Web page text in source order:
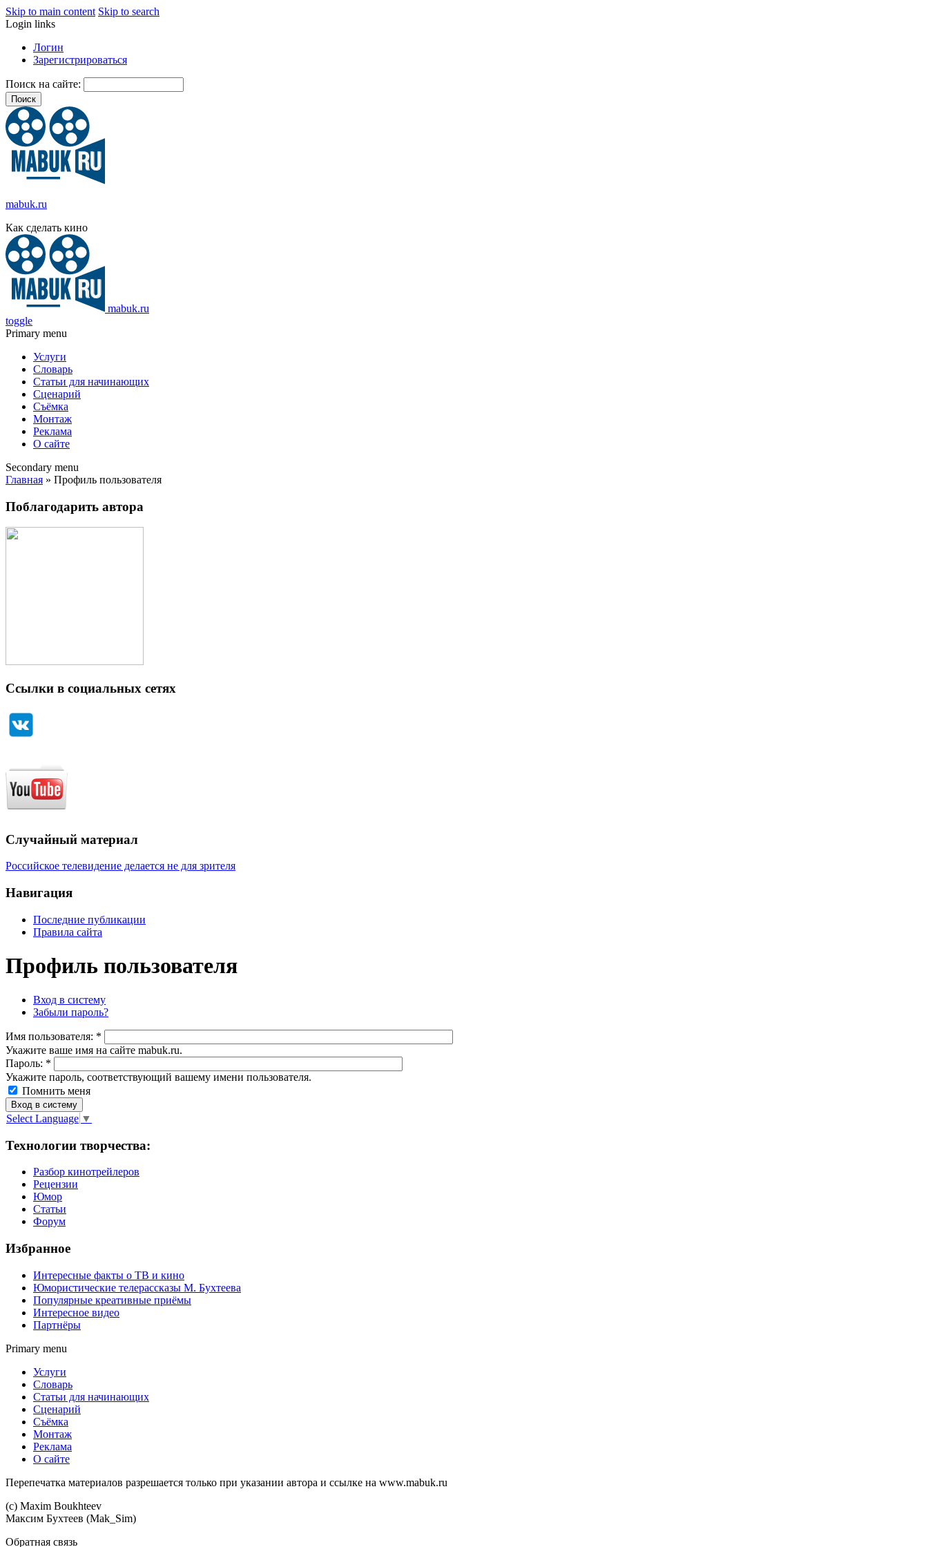
Skip to main content Skip to search
Login links
Логин
Зарегистрироваться
Поиск на сайте:
mabuk.ru
Как сделать кино
mabuk.ru
toggle
Primary menu
Услуги
Словарь
Статьи для начинающих
Сценарий
Съёмка
Монтаж
Реклама
О сайте
Secondary menu
Главная » Профиль пользователя
Поблагодарить автора
Ссылки в социальных сетях
Случайный материал
Российское телевидение делается не для зрителя
Навигация
Последние публикации
Правила сайта
Профиль пользователя
Вход в систему
Забыли пароль?
Имя пoльзовaтeля: *
Укажите ваше имя на сайте mabuk.ru.
Пароль: *
Укажите пароль, соответствующий вашему имени пользователя.
Помнить меня
Select Language ▼
Технологии творчества:
Разбор кинотрейлеров
Рецензии
Юмор
Статьи
Форум
Избранное
Интересные факты о ТВ и кино
Юмористические телерассказы М. Бухтеева
Популярные креативные приёмы
Интересное видео
Партнёры
Primary menu
Услуги
Словарь
Статьи для начинающих
Сценарий
Съёмка
Монтаж
Реклама
О сайте
Перепечатка материалов разрешается только при указании автора и ссылке на www.mabuk.ru
(c) Maхim Boukhteev
Максим Бухтеев (Mak_Sim)
Обратная связь